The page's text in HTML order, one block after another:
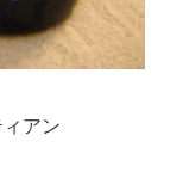
アン